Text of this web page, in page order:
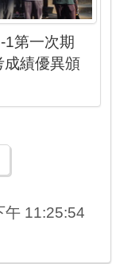
1第一次期
成績優異頒
一頁
午 11:25:54